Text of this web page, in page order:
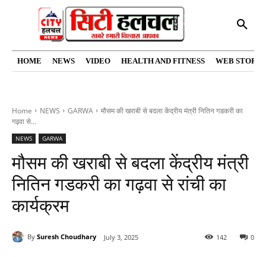
HOME NEWS VIDEO HEALTH AND FITNESS WEB
Home NEWS GARWA
मौसम की खराबी से बदला केंद्रीय मंत्री नितिन गडकरी का
गढ़वा से...
NEWS GARWA
मौसम की खराबी से बदला केंद्रीय मंत्री
नितिन गडकरी का गढ़वा से रांची का
कार्यक्रम
By Suresh Choudhary July 3, 2025 0
142